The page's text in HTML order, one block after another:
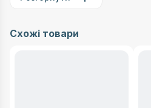
Схожі товари